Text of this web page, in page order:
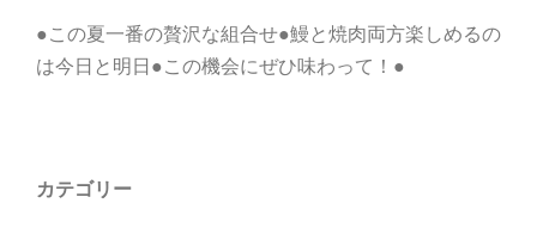
●この夏一番の贅沢な組合せ●鰻と焼肉両方楽しめるの
は今日と明日●この機会にぜひ味わって！●
カテゴリー